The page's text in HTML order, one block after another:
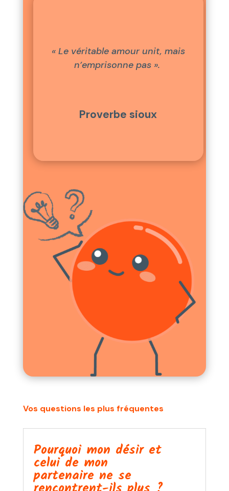
« Le véritable amour unit, mais
n’emprisonne pas ».
Proverbe sioux
Vos questions les plus fréquentes
Pourquoi mon désir et
celui de mon
partenaire ne se